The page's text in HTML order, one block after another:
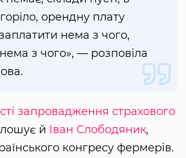
орендну плату
нема з чого,
з чого», — розповіла
запровадження страхового
й Іван Слободяник,
конгресу фермерів.